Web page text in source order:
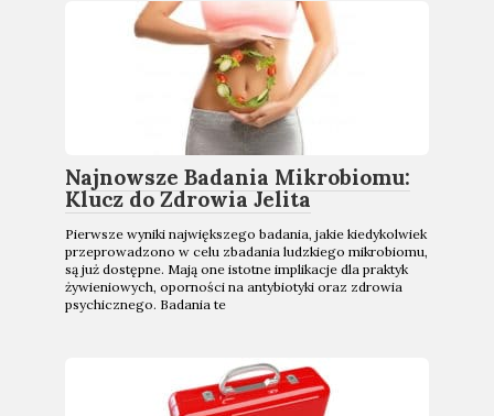
Najnowsze Badania Mikrobiomu:
Klucz do Zdrowia Jelita
Pierwsze wyniki największego badania, jakie kiedykolwiek
przeprowadzono w celu zbadania ludzkiego mikrobiomu,
są już dostępne. Mają one istotne implikacje dla praktyk
żywieniowych, oporności na antybiotyki oraz zdrowia
psychicznego. Badania te